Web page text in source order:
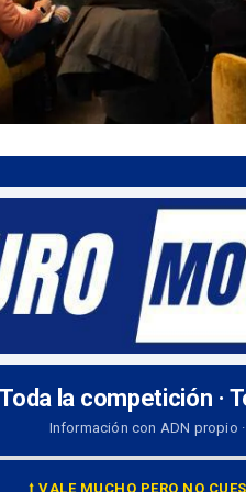
Toda la competición ·
Información con ADN propio
⭡ VALE MUCHO PERO NO